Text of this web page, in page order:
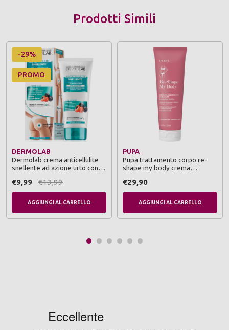
Prodotti Simili
-29%
PROMO
DERMOLAB
Dermolab crema anticellulite
snellente ad azione urto con
€9,99 €13,99
AGGIUNGI AL CARRELLO
PUPA
Pupa trattamento corpo re-
shape my body crema
€29,90
AGGIUNGI AL CARRELLO